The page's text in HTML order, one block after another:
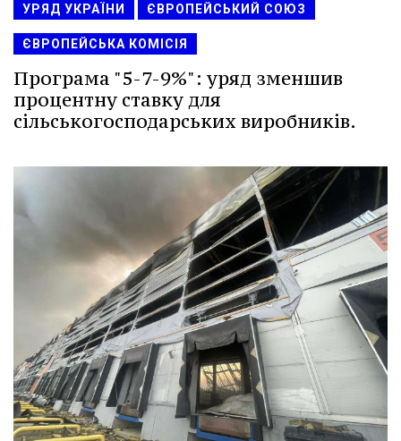
УРЯД УКРАЇНИ ЄВРОПЕЙСЬКИЙ СОЮЗ
ЄВРОПЕЙСЬКА КОМІСІЯ
Програма "5-7-9%": уряд зменшив
процентну ставку для
сільськогосподарських виробників.